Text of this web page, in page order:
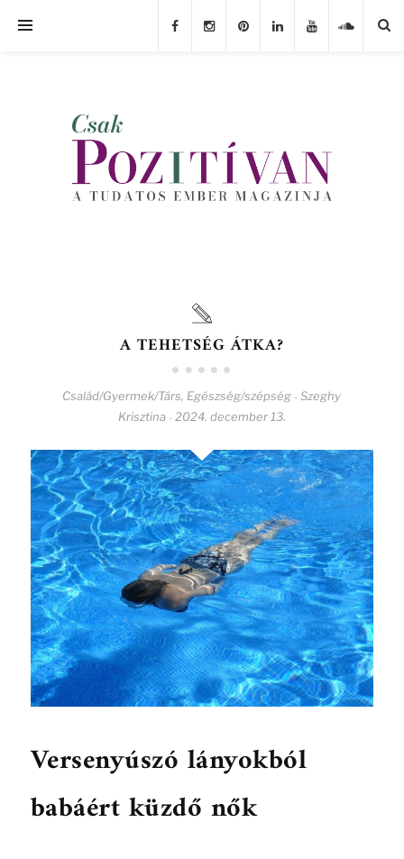
A TEHETSÉG ÁTKA?
Család/Gyermek/Társ, Egészség/szépség - Szeghy
Krisztina - 2024. december 13.
Versenyúszó lányokból
babáért küzdő nők